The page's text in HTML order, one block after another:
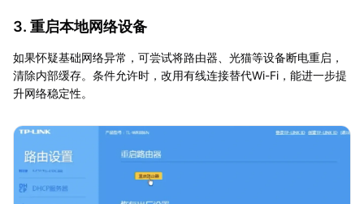
3. 重启本地网络设备
如果怀疑基础网络异常，可尝试将路由器、光猫等设备断电重启，
清除内部缓存。条件允许时，改用有线连接替代Wi-Fi，能进一步提
升网络稳定性。